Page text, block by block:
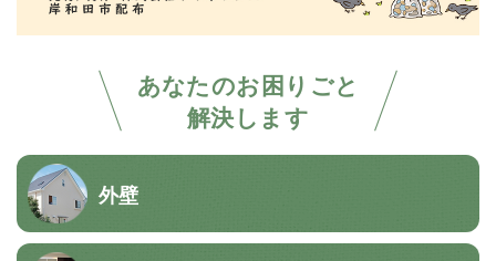
あなたのお困りごと
解決します
外壁